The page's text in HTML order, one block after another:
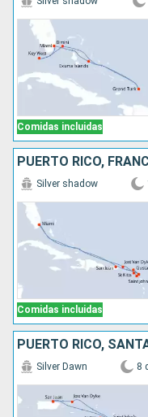
Comidas incluidas
Comidas incluidas
Silver shadow
Silver Dawn 8 d